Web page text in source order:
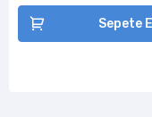
Sepete